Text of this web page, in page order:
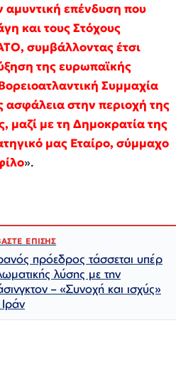
αμυντική επένδυση που
και τους Στόχους
συμβάλλοντας έτσι
της ευρωπαϊκής
Συμμαχία
ασφάλεια στην περιοχή της
με τη Δημοκρατία της
μας Εταίρο, σύμμαχο
».
ΕΠΙΣΗΣ
πρόεδρος τάσσεται υπέρ
λύσης με την
– «Συνοχή και ισχύς»